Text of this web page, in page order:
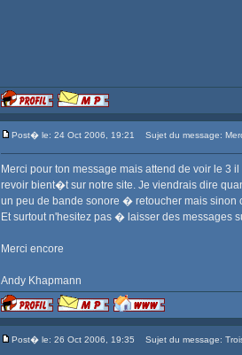
Post� le: 24 Oct 2006, 19:21 Sujet du message:
Merci pour ton message mais attend de voir le
revoir bient�t sur notre site. Je viendrais dire
un peu de bande sonore � retoucher mais sinon
Et surtout n'hesitez pas � laisser des messages
Merci encore
Andy Khapmann
Post� le: 26 Oct 2006, 19:35 Sujet du message: